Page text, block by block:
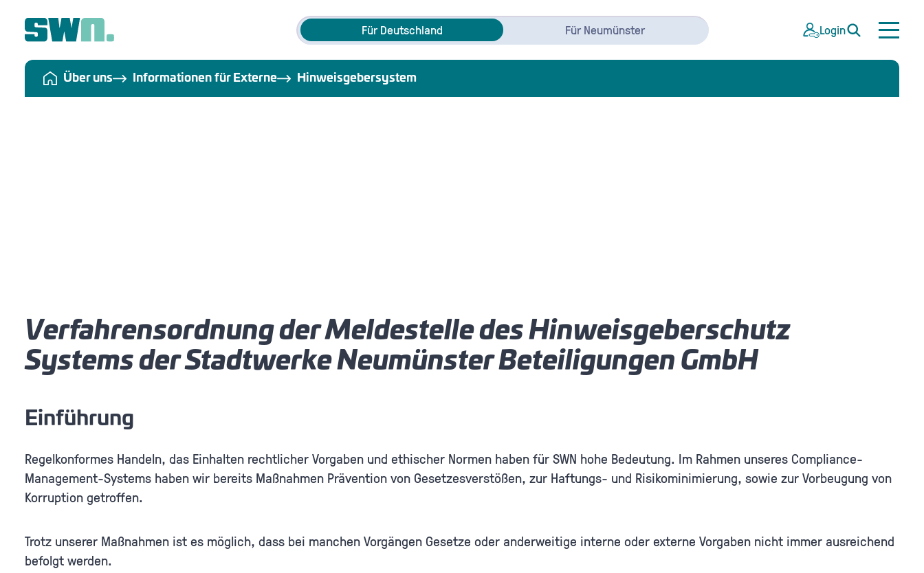
Für Deutschland Für Neumünster Login
Über uns Informationen für Externe Hinweisgebersystem
Verfahrensordnung der Meldestelle des Hinweisgeberschutz
Systems der Stadtwerke Neumünster Beteiligungen GmbH
Einführung
Regelkonformes Handeln, das Einhalten rechtlicher Vorgaben und ethischer Normen haben für SWN hohe Bedeutung. Im Rahmen unseres Compliance-
Management-Systems haben wir bereits Maßnahmen Prävention von Gesetzesverstößen, zur Haftungs- und Risikominimierung, sowie zur Vorbeugung von
Korruption getroffen.
Trotz unserer Maßnahmen ist es möglich, dass bei manchen Vorgängen Gesetze oder anderweitige interne oder externe Vorgaben nicht immer ausreichend
befolgt werden.